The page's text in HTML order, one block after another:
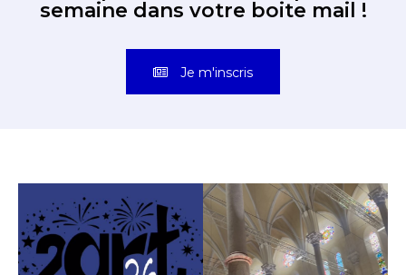
semaine dans votre boite mail !
Je m'inscris